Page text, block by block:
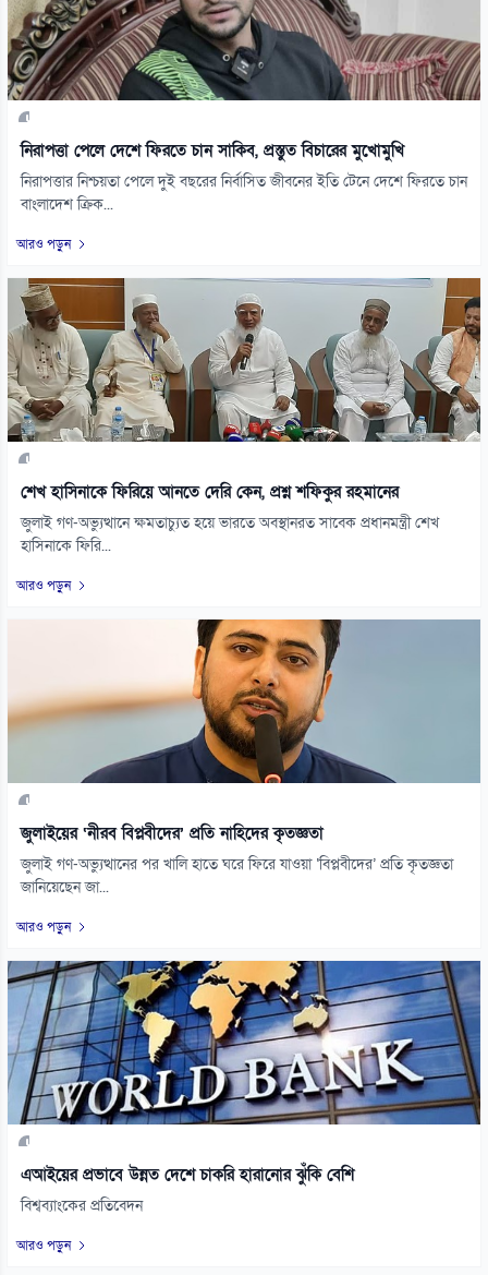
নিরাপত্তা পেলে দেশে ফিরতে চান সাকিব, প্রস্তুত বিচারের মুখোমুখি
নিরাপত্তার নিশ্চয়তা পেলে দুই বছরের নির্বাসিত জীবনের ইতি টেনে দেশে ফিরতে চান
বাংলাদেশ ক্রিক...
আরও পড়ুন
শেখ হাসিনাকে ফিরিয়ে আনতে দেরি কেন, প্রশ্ন শফিকুর রহমানের
জুলাই গণ-অভ্যুত্থানে ক্ষমতাচ্যুত হয়ে ভারতে অবস্থানরত সাবেক প্রধানমন্ত্রী শেখ
হাসিনাকে ফিরি...
আরও পড়ুন
জুলাইয়ের ‘নীরব বিপ্লবীদের’ প্রতি নাহিদের কৃতজ্ঞতা
জুলাই গণ-অভ্যুত্থানের পর খালি হাতে ঘরে ফিরে যাওয়া ‘বিপ্লবীদের’ প্রতি কৃতজ্ঞতা
জানিয়েছেন জা...
আরও পড়ুন
এআইয়ের প্রভাবে উন্নত দেশে চাকরি হারানোর ঝুঁকি বেশি
বিশ্বব্যাংকের প্রতিবেদন
আরও পড়ুন